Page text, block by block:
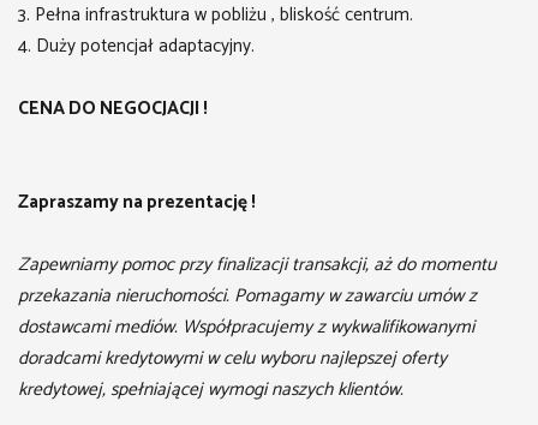
3. Pełna infrastruktura w pobliżu , bliskość centrum.
4. Duży potencjał adaptacyjny.
CENA DO NEGOCJACJI !
Zapraszamy na prezentację !
Zapewniamy pomoc przy finalizacji transakcji, aż do momentu
przekazania nieruchomości. Pomagamy w zawarciu umów z
dostawcami mediów. Współpracujemy z wykwalifikowanymi
doradcami kredytowymi w celu wyboru najlepszej oferty
kredytowej, spełniającej wymogi naszych klientów.